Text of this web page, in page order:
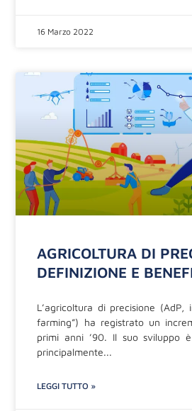
16 Marzo 2022
AGRICOLTURA DI
DEFINIZIONE E
L’agricoltura di precisione (AdP,
farming”) ha registrato un
primi anni ’90. Il suo sviluppo
principalmente
LEGGI TUTTO »